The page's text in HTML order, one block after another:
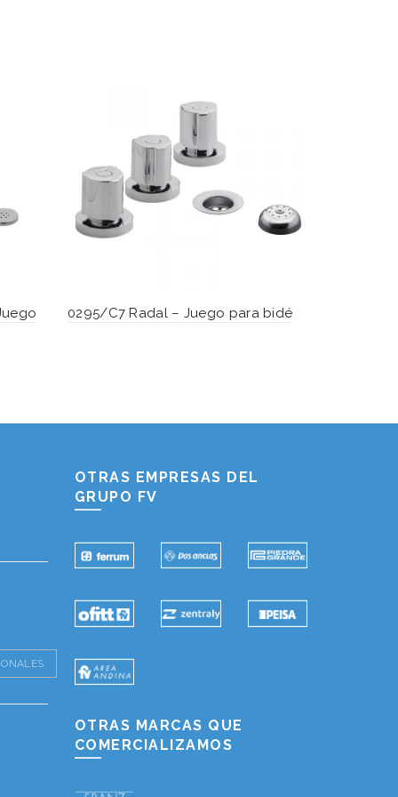
0295/C7 Radal – Juego para bidé
OTRAS EMPRESAS DEL
GRUPO FV
OTRAS MARCAS QUE
COMERCIALIZAMOS